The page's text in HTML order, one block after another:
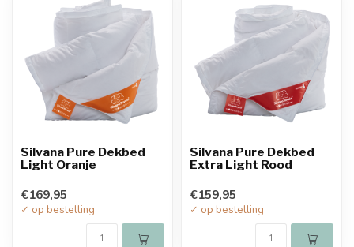
Silvana Pure Dekbed
Light Oranje
€169,95
✓ op bestelling
Silvana Pure Dekbed
Extra Light Rood
€159,95
✓ op bestelling